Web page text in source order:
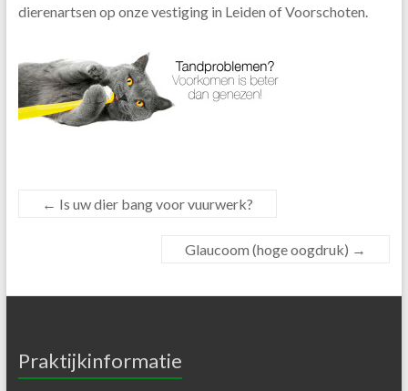
dierenartsen op onze vestiging in Leiden of Voorschoten.
← Is uw dier bang voor vuurwerk?
Glaucoom (hoge oogdruk) →
Praktijkinformatie